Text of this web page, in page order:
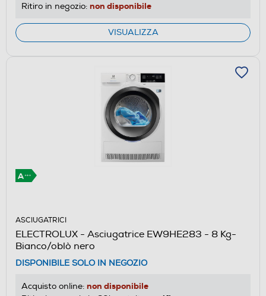
Ritiro in negozio: non disponibile
VISUALIZZA
ASCIUGATRICI
ELECTROLUX - Asciugatrice EW9HE283 - 8 Kg-
Bianco/oblò nero
DISPONIBILE SOLO IN NEGOZIO
Acquisto online: non disponibile